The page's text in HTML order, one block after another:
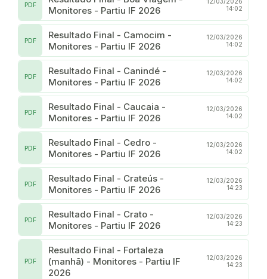
Monitores - Partiu IF 2026
PDF
14:02
Resultado Final - Camocim -
Monitores - Partiu IF 2026
PDF
12/03/2026
14:02
Resultado Final - Canindé -
Monitores - Partiu IF 2026
PDF
12/03/2026
14:02
Resultado Final - Caucaia -
Monitores - Partiu IF 2026
PDF
12/03/2026
14:02
Resultado Final - Cedro -
Monitores - Partiu IF 2026
PDF
12/03/2026
14:02
Resultado Final - Crateús -
Monitores - Partiu IF 2026
PDF
12/03/2026
14:23
Resultado Final - Crato -
Monitores - Partiu IF 2026
PDF
12/03/2026
14:23
Resultado Final - Fortaleza
(manhã) - Monitores - Partiu IF
2026
PDF
12/03/2026
14:23